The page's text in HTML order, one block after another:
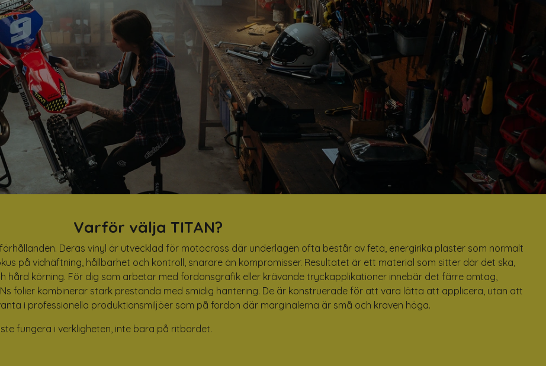
Varför välja TITAN?
Deras vinyl är utvecklad för motocross där underlagen ofta består av feta, energirika plaster som normalt
på vidhäftning, hållbarhet och kontroll, snarare än kompromisser. Resultatet är ett material som sitter där det ska,
hård körning. För dig som arbetar med fordonsgrafik eller krävande tryckapplikationer innebär det färre omtag,
folier kombinerar stark prestanda med smidig hantering. De är konstruerade för att vara lätta att applicera, utan att
i professionella produktionsmiljöer som på fordon där marginalerna är små och kraven höga.
fungera i verkligheten, inte bara på ritbordet.